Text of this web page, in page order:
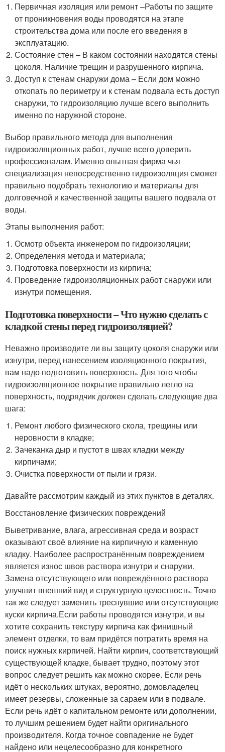
Первичная изоляция или ремонт –Работы по защите
от проникновения воды проводятся на этапе
строительства дома или после его введения в
эксплуатацию.
Состояние стен – В каком состоянии находятся стены
цоколя. Наличие трещин и разрушенного кирпича.
Доступ к стенам снаружи дома – Если дом можно
откопать по периметру и к стенам подвала есть доступ
снаружи, то гидроизоляцию лучше всего выполнить
именно по наружной стороне.
Выбор правильного метода для выполнения
гидроизоляционных работ, лучше всего доверить
профессионалам. Именно опытная фирма чья
специализация непосредственно гидроизоляция сможет
правильно подобрать технологию и материалы для
долговечной и качественной защиты вашего подвала от
воды.
Этапы выполнения работ:
Осмотр объекта инженером по гидроизоляции;
Определения метода и материала;
Подготовка поверхности из кирпича;
Проведение гидроизоляционных работ снаружи или
изнутри помещения.
Подготовка поверхности – Что нужно сделать с
кладкой стены перед гидроизоляцией?
Неважно производите ли вы защиту цоколя снаружи или
изнутри, перед нанесением изоляционного покрытия,
вам надо подготовить поверхность. Для того чтобы
гидроизоляционное покрытие правильно легло на
поверхность, подрядчик должен сделать следующие два
шага:
Ремонт любого физического скола, трещины или
неровности в кладке;
Зачеканка дыр и пустот в швах кладки между
кирпичами;
Очистка поверхности от пыли и грязи.
Давайте рассмотрим каждый из этих пунктов в деталях.
Восстановление физических повреждений
Выветривание, влага, агрессивная среда и возраст
оказывают своё влияние на кирпичную и каменную
кладку. Наиболее распространённым повреждением
является износ швов раствора изнутри и снаружи.
Замена отсутствующего или повреждённого раствора
улучшит внешний вид и структурную целостность. Точно
так же следует заменить треснувшие или отсутствующие
куски кирпича.Если работы проводятся изнутри, и вы
хотите сохранить текстуру кирпича как финишный
элемент отделки, то вам придётся потратить время на
поиск нужных кирпичей. Найти кирпич, соответствующий
существующей кладке, бывает трудно, поэтому этот
вопрос следует решить как можно скорее. Если речь
идёт о нескольких штуках, вероятно, домовладелец
имеет резервы, сложенные за сараем или в подвале.
Если речь идёт о капитальном ремонте или дополнении,
то лучшим решением будет найти оригинального
производителя. Когда точное совпадение не будет
найдено или нецелесообразно для конкретного